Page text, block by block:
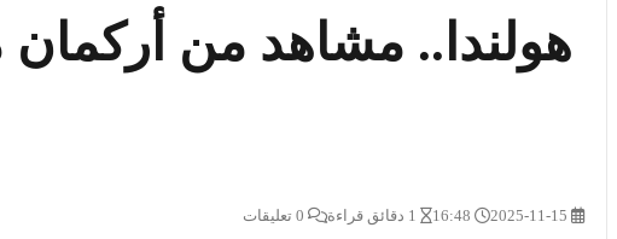
هولندا.. مشاهد من أركمان